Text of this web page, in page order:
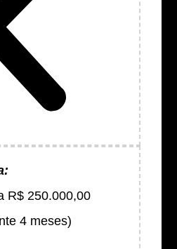
R$ 250.000,00
4 meses)